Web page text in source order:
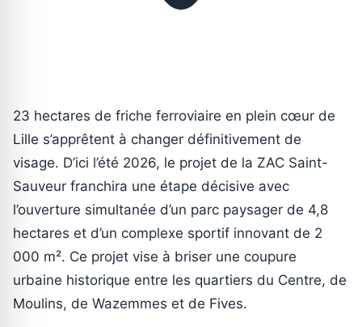
23 hectares de friche ferroviaire en plein cœur de
Lille s’apprêtent à changer définitivement de
visage. D’ici l’été 2026, le projet de la ZAC Saint-
Sauveur franchira une étape décisive avec
l’ouverture simultanée d’un parc paysager de 4,8
hectares et d’un complexe sportif innovant de 2
000 m². Ce projet vise à briser une coupure
urbaine historique entre les quartiers du Centre, de
Moulins, de Wazemmes et de Fives.